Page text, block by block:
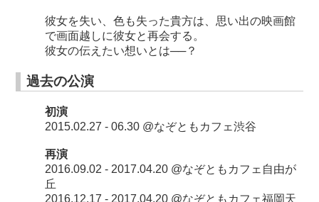
彼女を失い、色も失った貴方は、思い出の映画館
で画面越しに彼女と再会する。
彼女の伝えたい想いとは──？
過去の公演
初演
2015.02.27 - 06.30 @なぞともカフェ渋谷
再演
2016.09.02 - 2017.04.20 @なぞともカフェ自由が
丘
2016.12.17 - 2017.04.20 @なぞともカフェ福岡天